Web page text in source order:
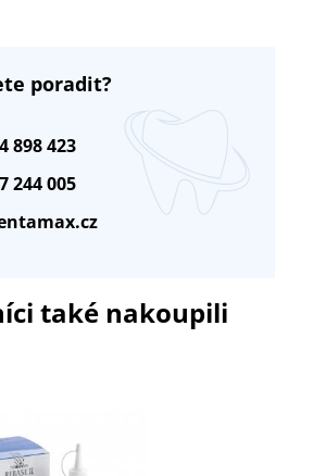
poradit?
244 005
898 423
také nakoupili